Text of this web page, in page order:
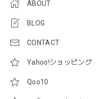
ABOUT
BLOG
CONTACT
Yahoo!ショッピング
Qoo10